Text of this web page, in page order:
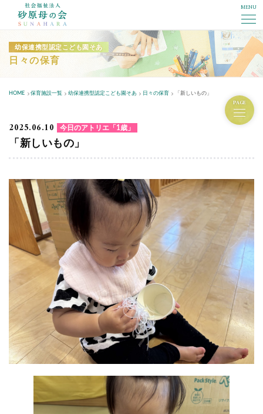
MENU
幼保連携型認定こども園そあ
日々の保育
HOME 保育施設一覧 幼保連携型認定こども園そあ 日々の保育 「新しいもの」
PAGE
2025.06.10 今日のアトリエ「1歳」
「新しいもの」